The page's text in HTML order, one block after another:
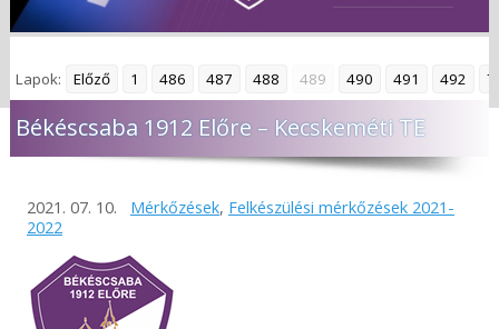
Lapok: Előző 1 486 487 488 489 490 491 492
Békéscsaba 1912 Előre – Kecskeméti TE
2021. 07. 10. Mérkőzések, Felkészülési mérkőzések 2021-
2022